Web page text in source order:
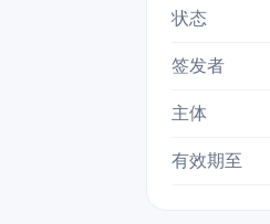
状态
签发者
主体
有效期至